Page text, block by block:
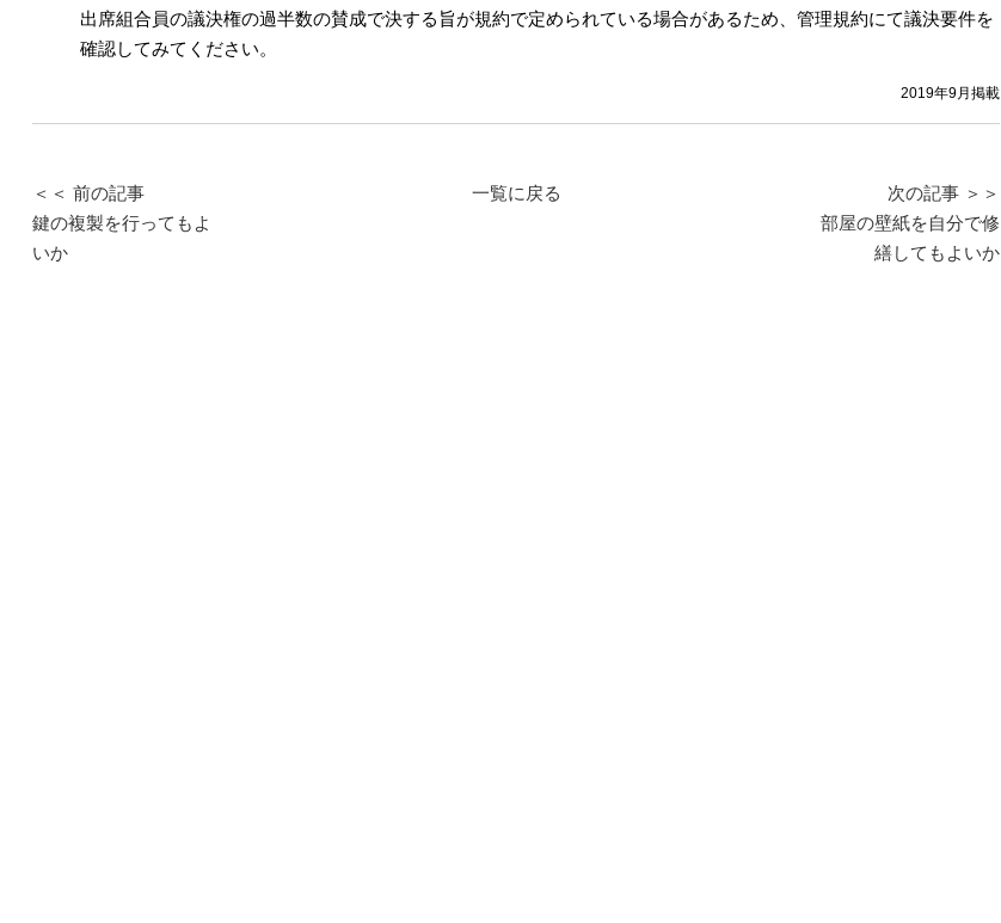
出席組合員の議決権の過半数の賛成で決する旨が規約で定められている場合があるため、管理規約にて議決要件を
確認してみてください。
2019年9月掲載
＜＜ 前の記事
鍵の複製を行ってもよ
いか
一覧に戻る
次の記事 ＞＞
部屋の壁紙を自分で修
繕してもよいか